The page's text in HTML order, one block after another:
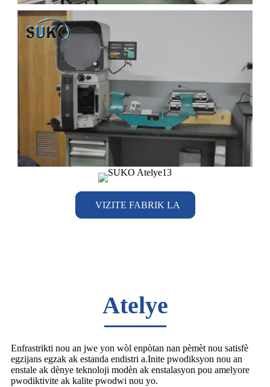
VIZITE FABRIK LA
Atelye
Enfrastrikti nou an jwe yon wòl enpòtan nan pèmèt nou satisfè
egzijans egzak ak estanda endistri a.Inite pwodiksyon nou an
enstale ak dènye teknoloji modèn ak enstalasyon pou amelyore
pwodiktivite ak kalite pwodwi nou yo.